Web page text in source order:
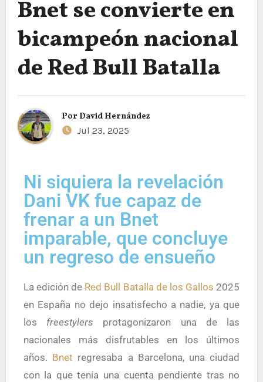
Bnet se convierte en
bicampeón nacional
de Red Bull Batalla
Por David Hernández
Jul 23, 2025
Ni siquiera la revelación
Dani VK fue capaz de
frenar a un Bnet
imparable, que concluye
un regreso de ensueño
La edición de Red Bull Batalla de los Gallos 2025
en España no dejo insatisfecho a nadie, ya que
los freestylers protagonizaron una de las
nacionales más disfrutables en los últimos
años. Bnet regresaba a Barcelona, una ciudad
con la que tenía una cuenta pendiente tras no